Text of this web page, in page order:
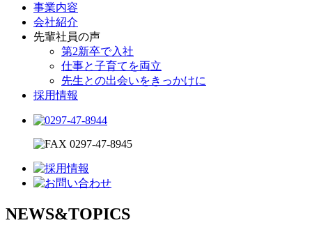
事業内容
会社紹介
先輩社員の声
第2新卒で入社
仕事と子育てを両立
先生との出会いをきっかけに
採用情報
NEWS&TOPICS